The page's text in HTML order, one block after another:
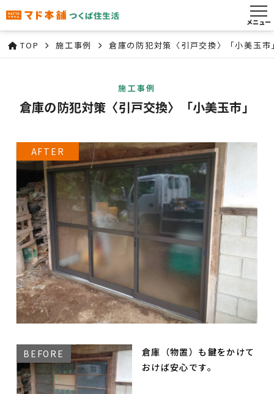
メニュー
TOP 施工事例 倉庫の防犯対策〈引戸交換〉「小美玉市
施工事例
倉庫の防犯対策〈引戸交換〉「小美玉市」
倉庫（物置）も鍵をかけて
おけば安心です。